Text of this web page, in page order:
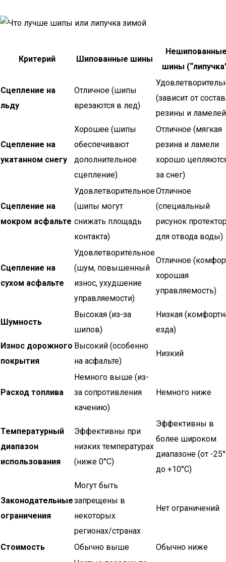
Критерий Шипованные шины
шины
Сцепление на
льду
Отличное (шипы
врезаются в лед)
(зависит от
резины и
Сцепление на
укатанном снегу
Хорошее (шипы
обеспечивают
дополнительное
сцепление)
Отличное (мягкая
резина и ламели
хорошо
за снег)
Сцепление на
мокром асфальте
Удовлетворительное
(шипы могут
снижать площадь
контакта)
Отличное
(специальный
рисунок
для отвода воды)
Сцепление на
сухом асфальте
Удовлетворительное
(шум, повышенный
износ, ухудшение
управляемости)
Отличное
хорошая
управляемость)
Шумность
Высокая (из-за
шипов)
Низкая
езда)
Износ дорожного
покрытия
Высокий (особенно
на асфальте)
Низкий
Расход топлива
Немного выше (из-
за сопротивления
качению)
Немного ниже
Температурный
диапазон
использования
Эффективны при
низких температурах
(ниже 0°C)
Эффективны в
более широком
диапазоне (от -
до +10°C)
Законодательные
ограничения
Могут быть
запрещены в
некоторых
регионах/странах
Нет ограничений
Стоимость Обычно выше Обычно ниже